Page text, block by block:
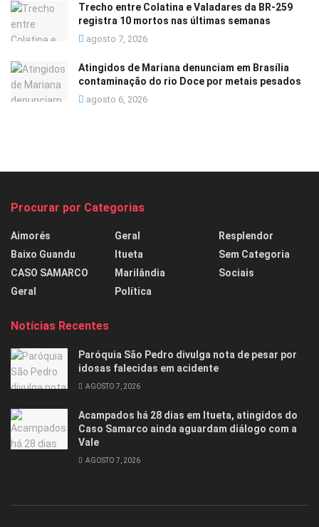
Trecho entre Colatina e Valadares da BR-259
registra 10 mortos nas últimas semanas
agosto 7, 2026
Atingidos de Mariana denunciam em Brasília
contaminação do rio Doce por metais pesados
agosto 6, 2026
Procurar por Categorias
Aimorés
Baixo Guandu
CASO SAMARCO
Geral
Geral
Itueta
Marilândia
Política
Resplendor
Sem Categoria
Sociais
Notícias Recentes
Paróquia São Pedro divulga nota de pesar por
idosas falecidas em acidente
AGOSTO 7, 2026
Acampados há 28 dias em Itueta, atingidos do
Caso Samarco ainda aguardam diálogo com a
Vale
AGOSTO 7, 2026